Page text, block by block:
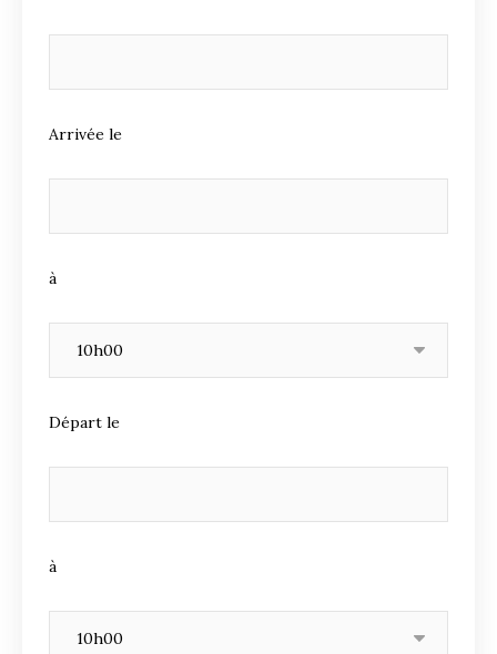
Arrivée le
à
Départ le
à